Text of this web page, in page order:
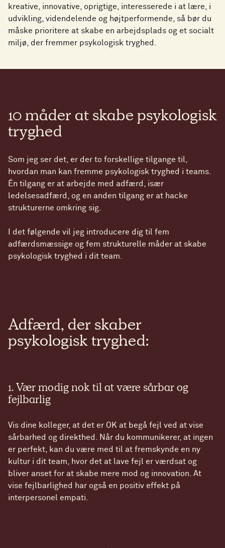
kreative, innovative, oprigtige, interesserede i at lære, i
udvikling, videndelende og højtperformende, så bør du
måske prioritere at skabe en arbejdsplads og et socialt
miljø, der fremmer psykologisk tryghed.
10 måder at skabe psykologisk
tryghed
Som jeg ser det, er der to forskellige tilgange til,
hvordan man kan fremme psykologisk tryghed i teams.
Én tilgang er at arbejde med adfærd, især
ledelsesadfærd, og en anden tilgang er at hacke
strukturerne omkring sig.
I det følgende vil jeg introducere dig til fem
adfærdsmæssige og fem strukturelle måder at skabe
psykologisk tryghed i dit team.
Adfærd, der skaber
psykologisk tryghed:
1. Vær modig nok til at være sårbar og
fejlbarlig
Vis dine kolleger, at det er OK at begå fejl ved at vise
sårbarhed og direkthed. Når du kommunikerer, at ingen
er perfekt, kan du være med til at fremskynde en ny
kultur i dit team, hvor det at lave fejl er værdsat og
bliver anset for at skabe mere mod og innovation. At
vise fejlbarlighed har også en positiv effekt på
interpersonel empati.